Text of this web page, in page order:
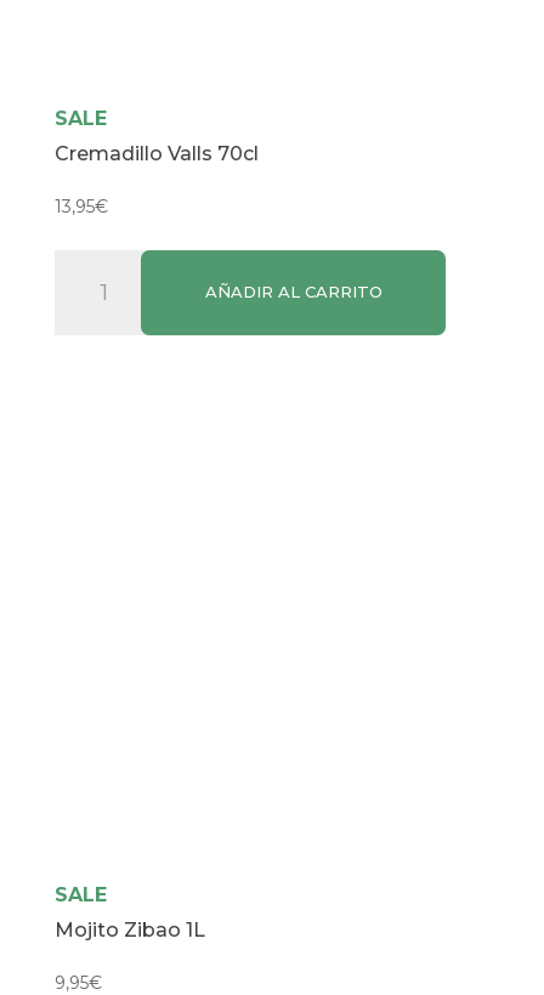
SALE
Cremadillo Valls 70cl
13,95€
Cremadillo
AÑADIR AL CARRITO
SALE
Mojito Zibao 1L
9,95€